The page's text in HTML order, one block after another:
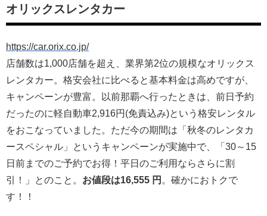
オリックスレンタカー
https://car.orix.co.jp/
店舗数は1,000店舗を超え、業界第2位の規模なオリックス
レンタカー。格安会社に比べると基本料金は高めですが、
キャンペーンが豊富。以前那覇へ行ったときは、前日予約
だったのに軽自動車2,916円(免責込み)という格安レンタル
をおこなっていました。ただ今の期間は「秋冬のレンタカ
ースペシャル」というキャンペーンが実施中で、「30～15
日前までのご予約でお得！平日のご利用ならさらに割
引！」とのこと。 お値段は16,555 円 。確かにおトクで
す！！